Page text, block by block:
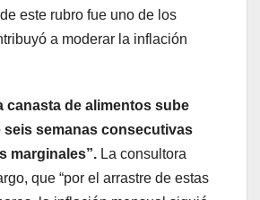
este rubro fue uno de los
a moderar la inflación
canasta de alimentos sube
seis semanas consecutivas
marginales”. La consultora
que “por el arrastre de estas